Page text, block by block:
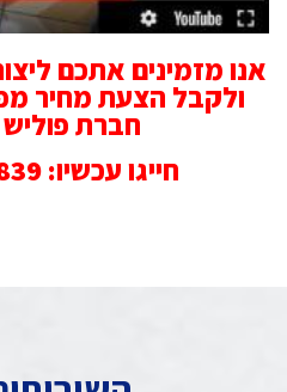
אנו מזמינים אתכם
ולקבל הצעת מחיר
חברת פוליש
חייגו עכשיו: 1-700-700-839